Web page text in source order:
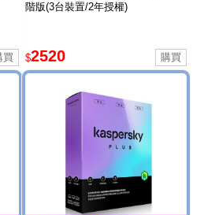
階版(3台裝置/2年授權)
$2520